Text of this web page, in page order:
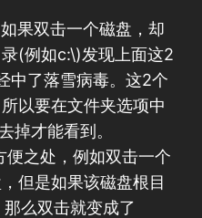
果双击一个磁盘，却
(例如c:\)发现上面这2
中了落雪病毒。这2个
以要在文件夹选项中
掉才能看到。
之处，例如双击一个
但是如果该磁盘根目
么双击就变成了